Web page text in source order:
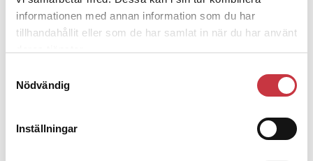
informationen med annan information som du har
tillhandahållit eller som de har samlat in när du har använt
Nödvändig
Inställningar